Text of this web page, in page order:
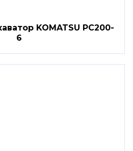
KOMATSU PC200-
6